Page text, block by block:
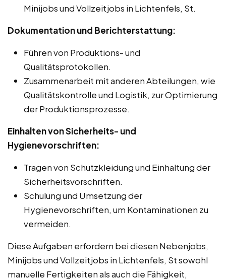
Minijobs und Vollzeitjobs in Lichtenfels, St.
Dokumentation und Berichterstattung:
Führen von Produktions- und
Qualitätsprotokollen.
Zusammenarbeit mit anderen Abteilungen, wie
Qualitätskontrolle und Logistik, zur Optimierung
der Produktionsprozesse.
Einhalten von Sicherheits- und
Hygienevorschriften:
Tragen von Schutzkleidung und Einhaltung der
Sicherheitsvorschriften.
Schulung und Umsetzung der
Hygienevorschriften, um Kontaminationen zu
vermeiden.
Diese Aufgaben erfordern bei diesen Nebenjobs,
Minijobs und Vollzeitjobs in Lichtenfels, St sowohl
manuelle Fertigkeiten als auch die Fähigkeit,